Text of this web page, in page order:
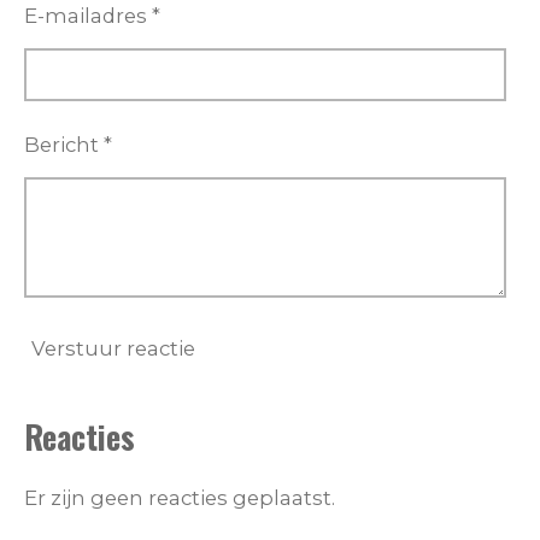
E-mailadres *
Bericht *
Verstuur reactie
Reacties
Er zijn geen reacties geplaatst.